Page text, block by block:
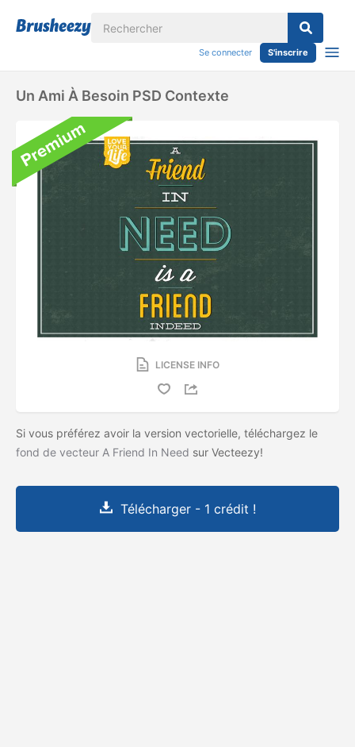
Se connecter S'inscrire
Un Ami À Besoin PSD Contexte
LICENSE INFO
Si vous préférez avoir la version vectorielle, téléchargez le
fond de vecteur A Friend In Need sur Vecteezy!
Télécharger - 1 crédit !